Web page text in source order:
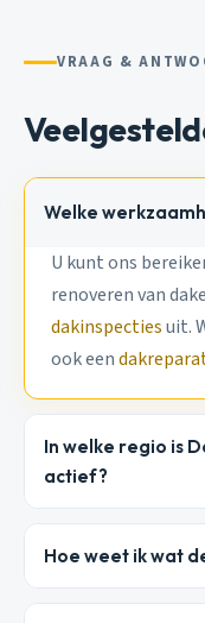
VRAAG &
Welke
U kunt ons
renoveren van
dakinspectiesuit.
ook een
In welke regio is
actief?
Hoe weet ik wat